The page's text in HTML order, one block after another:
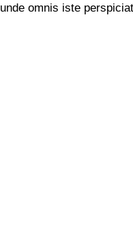
omnis iste